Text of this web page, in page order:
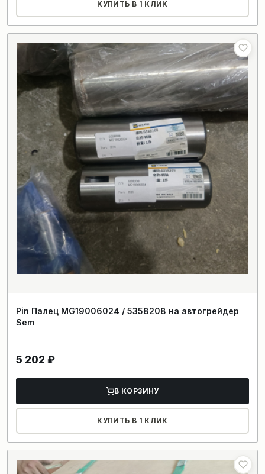
КУПИТЬ В 1 КЛИК
Pin Палец MG19006024 / 5358208 на автогрейдер
Sem
5 202 ₽
В КОРЗИНУ
КУПИТЬ В 1 КЛИК